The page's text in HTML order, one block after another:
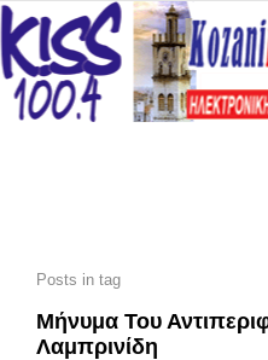
Posts in tag
Μήνυμα Του
Λαμπρινίδη